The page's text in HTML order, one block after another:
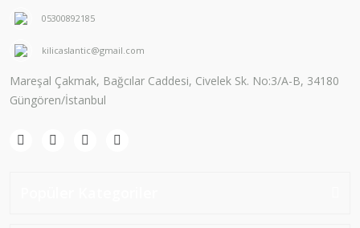
05300892185
kilicaslantic@gmail.com
Mareşal Çakmak, Bağcılar Caddesi, Civelek Sk. No:3/A-B, 34180
Güngören/İstanbul